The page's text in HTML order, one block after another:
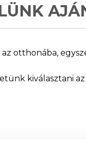
otthonába,
kiválasztani